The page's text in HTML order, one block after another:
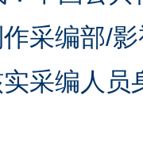
采编部/
采编人员
一纸欠